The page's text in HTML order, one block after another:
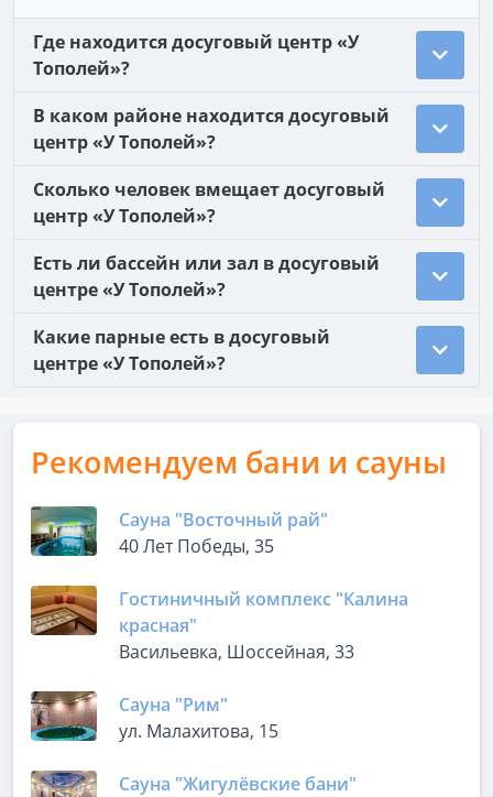
Где находится досуговый центр «У
Тополей»?
В каком районе находится досуговый
центр «У Тополей»?
Сколько человек вмещает досуговый
центр «У Тополей»?
Есть ли бассейн или зал в досуговый
центре «У Тополей»?
Какие парные есть в досуговый
центре «У Тополей»?
Рекомендуем бани и сауны
Сауна "Восточный рай"
40 Лет Победы, 35
Гостиничный комплекс "Калина
красная"
Васильевка, Шоссейная, 33
Сауна "Рим"
ул. Малахитова, 15
Сауна "Жигулёвские бани"